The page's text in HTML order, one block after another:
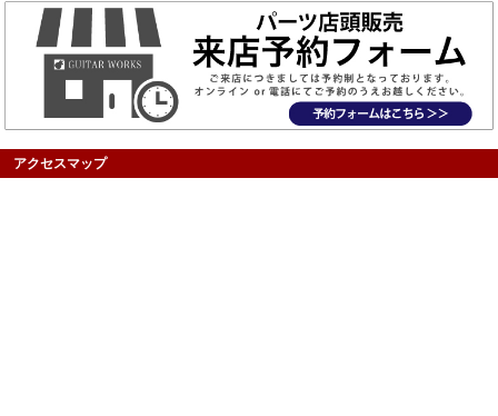
アクセスマップ